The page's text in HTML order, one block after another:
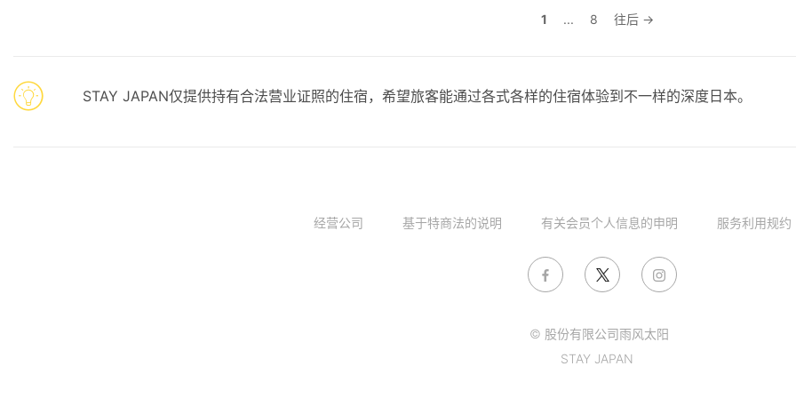
1 ... 8 往后 →
STAY JAPAN仅提供持有合法营业证照的住宿，希望旅客能通过各式各样的住宿体验到不一样的深度日本。
经营公司 基于特商法的说明 有关会员个人信息的申明 服务利用规约
© 股份有限公司雨风太阳
STAY JAPAN